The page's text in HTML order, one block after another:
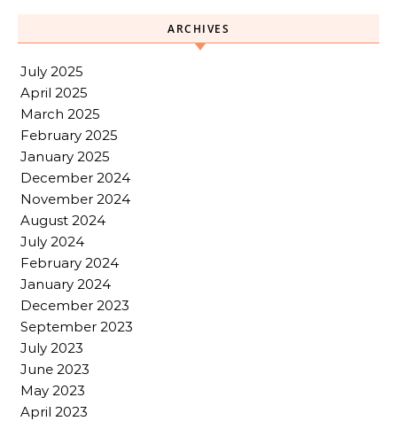
ARCHIVES
July 2025
April 2025
March 2025
February 2025
January 2025
December 2024
November 2024
August 2024
July 2024
February 2024
January 2024
December 2023
September 2023
July 2023
June 2023
May 2023
April 2023